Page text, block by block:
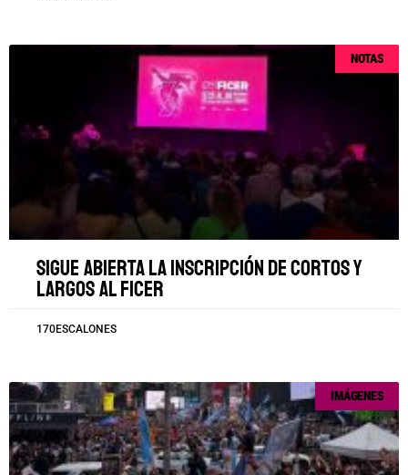
NOTAS
Sigue abierta la inscripción de cortos y
largos al FICER
170ESCALONES
IMÁGENES